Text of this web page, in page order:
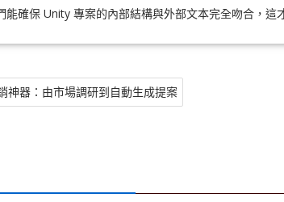
能確保 Unity 專案的內部結構與外部文本完全吻合，這
神器：由市場調研到自動生成提案